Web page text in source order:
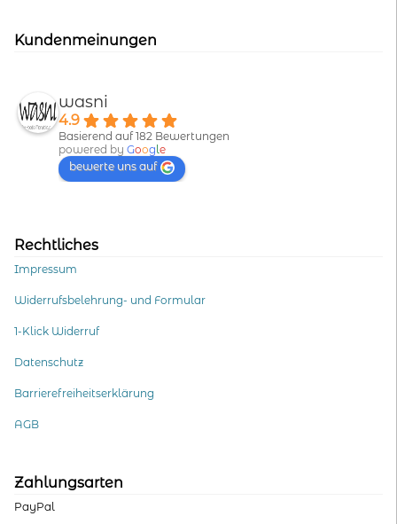
Kundenmeinungen
wasni
4.9
Basierend auf 182 Bewertungen
powered by Goog le
bewerte uns auf
Rechtliches
Impressum
Widerrufsbelehrung- und Formular
1-Klick Widerruf
Datenschutz
Barrierefreiheitserklärung
AGB
Zahlungsarten
PayPal